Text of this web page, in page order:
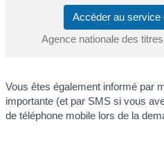
Accéder au service
Agence nationale des
Vous êtes également informé par
importante (et par SMS si vous
de téléphone mobile lors de la